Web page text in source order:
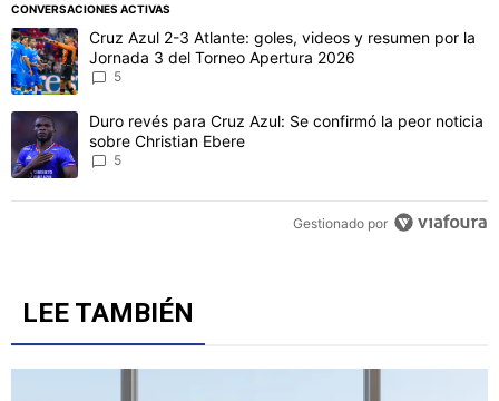
CONVERSACIONES ACTIVAS
Este listado muestra los artículos con más comentarios en los
Un artículo de tendencia con el título "Cruz Azul 2-3 Atlante:
Cruz Azul 2-3 Atlante: goles, videos y resumen por la
Jornada 3 del Torneo Apertura 2026
5
Un artículo de tendencia con el título "Duro revés para Cruz Azul:
Duro revés para Cruz Azul: Se confirmó la peor noticia
sobre Christian Ebere
5
Gestionado por
LEE TAMBIÉN